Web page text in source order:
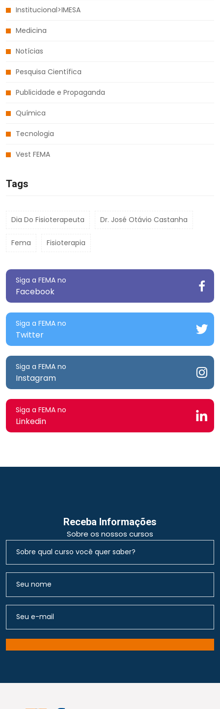
Institucional>IMESA
Medicina
Notícias
Pesquisa Científica
Publicidade e Propaganda
Química
Tecnologia
Vest FEMA
Tags
Dia Do Fisioterapeuta Dr. José Otávio Castanha
Fema Fisioterapia
Siga a FEMA no
Facebook
Siga a FEMA no
Twitter
Siga a FEMA no
Instagram
Siga a FEMA no
Linkedin
Receba Informações
Sobre os nossos cursos